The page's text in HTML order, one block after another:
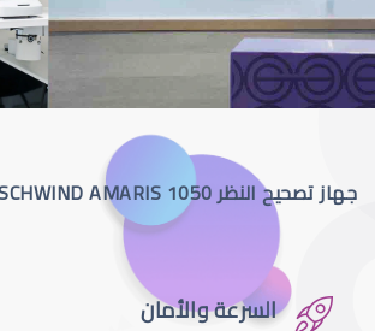
جهاز تصحيح النظر SCHWIND AMARIS 1050
السرعة والأمان